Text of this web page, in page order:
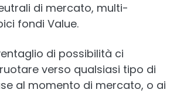
di mercato, multi-
fondi Value.
di possibilità ci
verso qualsiasi tipo di
al momento di mercato, o ai